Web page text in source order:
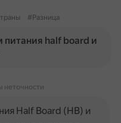
#Разница
half board и
неточности
Half Board (HB) и